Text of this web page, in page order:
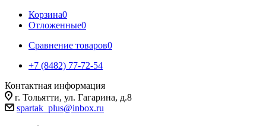
Корзина0
Отложенные0
Сравнение товаров0
+7 (8482) 77-72-54
Контактная информация
г. Тольятти, ул. Гагарина, д.8
spartak_plus@inbox.ru